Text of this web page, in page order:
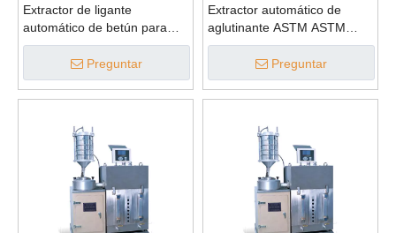
Extractor de ligante
automático de betún para
aparatos de extracción
Preguntar
Extractor automático de
aglutinante ASTM ASTM
para contenido de betún
Preguntar